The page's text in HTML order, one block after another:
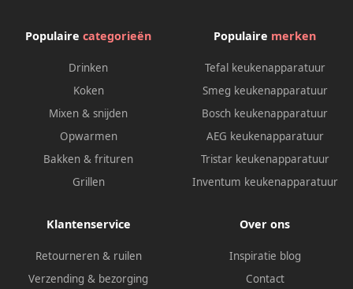
Populaire categorieën
Drinken
Koken
Mixen & snijden
Opwarmen
Bakken & frituren
Grillen
Populaire merken
Tefal keukenapparatuur
Smeg keukenapparatuur
Bosch keukenapparatuur
AEG keukenapparatuur
Tristar keukenapparatuur
Inventum keukenapparatuur
Klantenservice
Retourneren & ruilen
Verzending & bezorging
Over ons
Inspiratie blog
Contact